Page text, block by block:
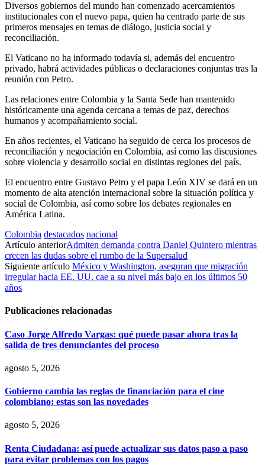
Diversos gobiernos del mundo han comenzado acercamientos
institucionales con el nuevo papa, quien ha centrado parte de sus
primeros mensajes en temas de diálogo, justicia social y
reconciliación.
El Vaticano no ha informado todavía si, además del encuentro
privado, habrá actividades públicas o declaraciones conjuntas tras la
reunión con Petro.
Las relaciones entre Colombia y la Santa Sede han mantenido
históricamente una agenda cercana a temas de paz, derechos
humanos y acompañamiento social.
En años recientes, el Vaticano ha seguido de cerca los procesos de
reconciliación y negociación en Colombia, así como las discusiones
sobre violencia y desarrollo social en distintas regiones del país.
El encuentro entre Gustavo Petro y el papa León XIV se dará en un
momento de alta atención internacional sobre la situación política y
social de Colombia, así como sobre los debates regionales en
América Latina.
Colombia destacados nacional
Artículo anteriorAdmiten demanda contra Daniel Quintero mientras
crecen las dudas sobre el rumbo de la Supersalud
Siguiente artículo México y Washington, aseguran que migración
irregular hacia EE. UU. cae a su nivel más bajo en los últimos 50
años
Publicaciones relacionadas
Caso Jorge Alfredo Vargas: qué puede pasar ahora tras la
salida de tres denunciantes del proceso
agosto 5, 2026
Gobierno cambia las reglas de financiación para el cine
colombiano: estas son las novedades
agosto 5, 2026
Renta Ciudadana: así puede actualizar sus datos paso a paso
para evitar problemas con los pagos